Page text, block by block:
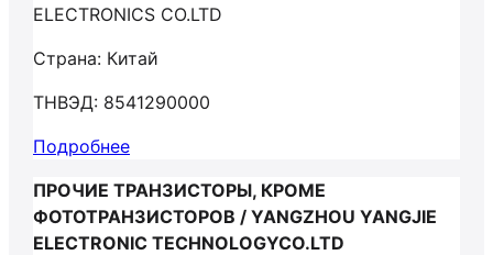
ELECTRONICS CO.LTD
Страна: Китай
ТНВЭД: 8541290000
Подробнее
ПРОЧИЕ ТРАНЗИСТОРЫ, КРОМЕ
ФОТОТРАНЗИСТОРОВ / YANGZHOU YANGJIE
ELECTRONIC TECHNOLOGYCO.LTD